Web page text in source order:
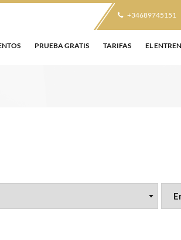
+34689745151
PRUEBA GRATIS TARIFAS EL